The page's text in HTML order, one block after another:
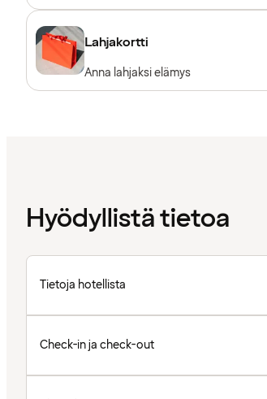
Lahjakortti
Anna lahjaksi elämys
Hyödyllistä tietoa
Tietoja hotellista
Check-in ja check-out